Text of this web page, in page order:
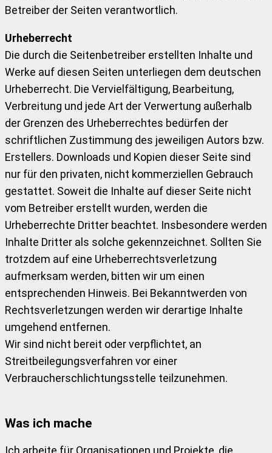
Betreiber der Seiten verantwortlich.
Urheberrecht
Die durch die Seitenbetreiber erstellten Inhalte und
Werke auf diesen Seiten unterliegen dem deutschen
Urheberrecht. Die Vervielfältigung, Bearbeitung,
Verbreitung und jede Art der Verwertung außerhalb
der Grenzen des Urheberrechtes bedürfen der
schriftlichen Zustimmung des jeweiligen Autors bzw.
Erstellers. Downloads und Kopien dieser Seite sind
nur für den privaten, nicht kommerziellen Gebrauch
gestattet. Soweit die Inhalte auf dieser Seite nicht
vom Betreiber erstellt wurden, werden die
Urheberrechte Dritter beachtet. Insbesondere werden
Inhalte Dritter als solche gekennzeichnet. Sollten Sie
trotzdem auf eine Urheberrechtsverletzung
aufmerksam werden, bitten wir um einen
entsprechenden Hinweis. Bei Bekanntwerden von
Rechtsverletzungen werden wir derartige Inhalte
umgehend entfernen.
Wir sind nicht bereit oder verpflichtet, an
Streitbeilegungsverfahren vor einer
Verbraucherschlichtungsstelle teilzunehmen.
Was ich mache
Ich arbeite für Organisationen und Projekte, die